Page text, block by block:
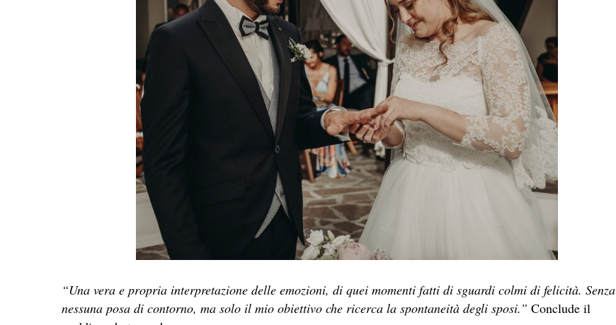
“Una vera e propria interpretazione delle emozioni, di quei momenti fatti di sguardi colmi di felicità. Senza
nessuna posa di contorno, ma solo il mio obiettivo che ricerca la spontaneità degli sposi.” Conclude il